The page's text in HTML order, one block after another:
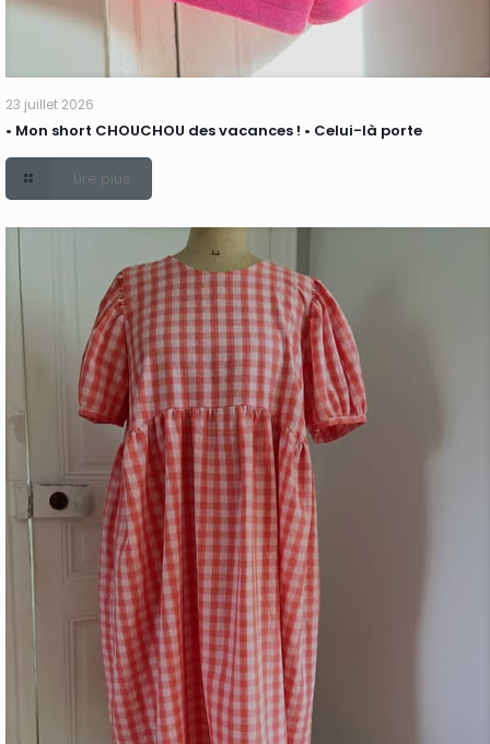
23 juillet 2026
• Mon short CHOUCHOU des vacances ! • Celui-là porte
Lire plus